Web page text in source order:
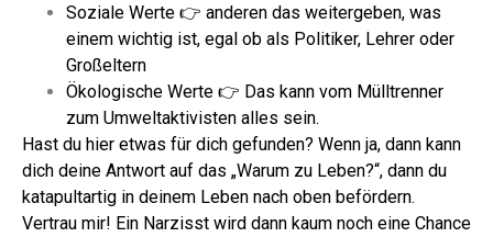
Soziale Werte 👉 anderen das weitergeben, was
einem wichtig ist, egal ob als Politiker, Lehrer oder
Großeltern
Ökologische Werte 👉 Das kann vom Mülltrenner
zum Umweltaktivisten alles sein.
Hast du hier etwas für dich gefunden? Wenn ja, dann kann
dich deine Antwort auf das „Warum zu Leben?“, dann du
katapultartig in deinem Leben nach oben befördern.
Vertrau mir! Ein Narzisst wird dann kaum noch eine Chance